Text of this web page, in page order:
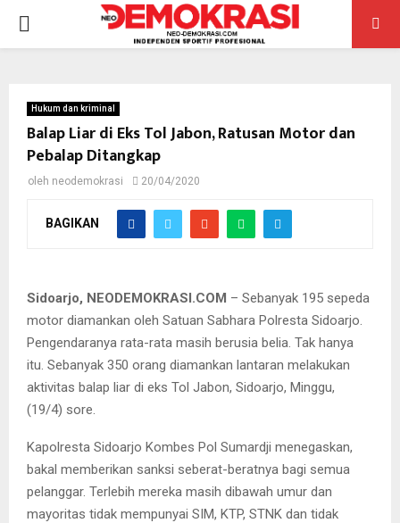
PRIMARY
Hukum dan kriminal
Balap Liar di Eks Tol Jabon, Ratusan Motor dan
Pebalap Ditangkap
oleh neodemokrasi 20/04/2020
BAGIKAN
Sidoarjo, NEODEMOKRASI.COM – Sebanyak 195 sepeda
motor diamankan oleh Satuan Sabhara Polresta Sidoarjo.
Pengendaranya rata-rata masih berusia belia. Tak hanya
itu. Sebanyak 350 orang diamankan lantaran melakukan
aktivitas balap liar di eks Tol Jabon, Sidoarjo, Minggu,
(19/4) sore.
Kapolresta Sidoarjo Kombes Pol Sumardji menegaskan,
bakal memberikan sanksi seberat-beratnya bagi semua
pelanggar. Terlebih mereka masih dibawah umur dan
mayoritas tidak mempunyai SIM, KTP, STNK dan tidak